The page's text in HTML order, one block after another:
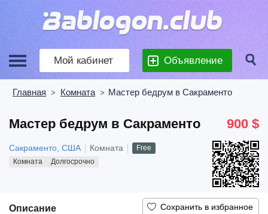
Мой кабинет Объявление
Главная > Комната > Мастер бедрум в Сакраменто
900 $
Мастер бедрум в Сакраменто
Сакраменто, США Комната
Free
Комната
Долгосрочно
Описание